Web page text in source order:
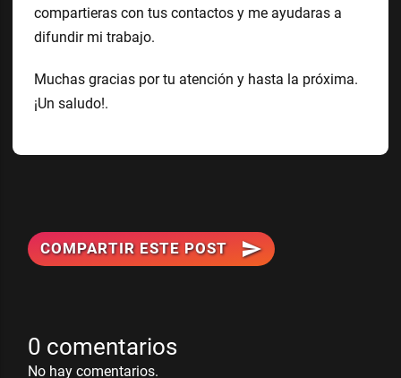
compartieras con tus contactos y me ayudaras a
difundir mi trabajo.
Muchas gracias por tu atención y hasta la próxima.
¡Un saludo!.
COMPARTIR ESTE POST send
0 comentarios
No hay comentarios.